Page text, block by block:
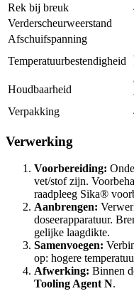
Rek bij breuk
Verderscheurweerstand
Afschuifspanning
Temperatuurbestendigheid
Houdbaarheid
Verpakking
Verwerking
Voorbereiding:
vet/stof zijn.
raadpleeg Sika®
Aanbrengen:
doseerapparatuur.
gelijke laagdikte.
Samenvoegen:
op: hogere
Afwerking: Binnen
Tooling Agent N.